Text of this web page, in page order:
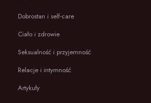
Dobrostan i self-care
Ciało i zdrowie
Seksualność i przyjemność
Relacje i intymność
Artykuły